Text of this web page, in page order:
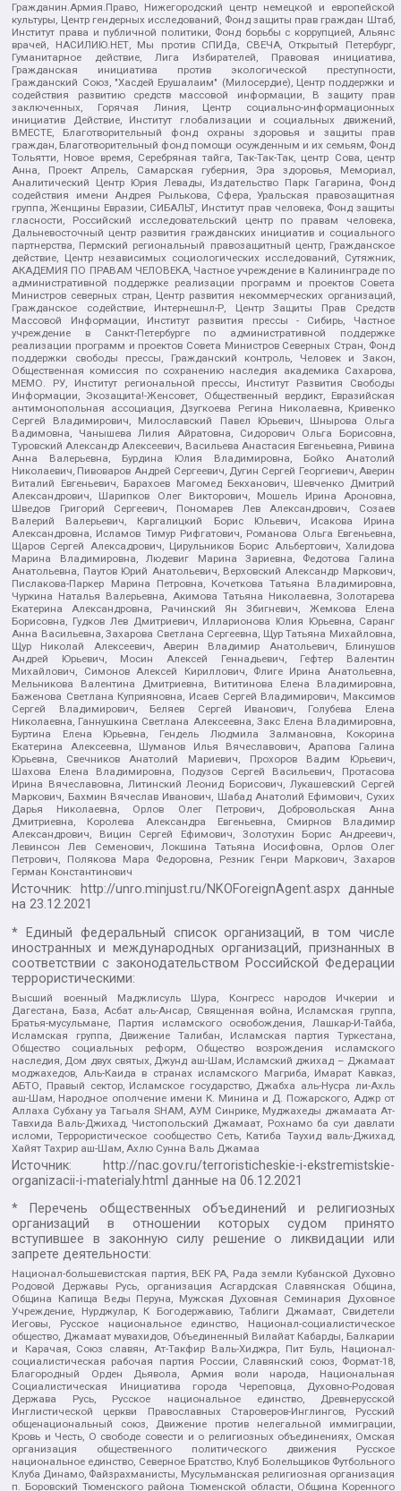
Гражданин.Армия.Право, Нижегородский центр немецкой и европейской
культуры, Центр гендерных исследований, Фонд защиты прав граждан Штаб,
Институт права и публичной политики, Фонд борьбы с коррупцией, Альянс
врачей, НАСИЛИЮ.НЕТ, Мы против СПИДа, СВЕЧА, Открытый Петербург,
Гуманитарное действие, Лига Избирателей, Правовая инициатива,
Гражданская инициатива против экологической преступности,
Гражданский Союз, "Хасдей Ерушалаим" (Милосердие), Центр поддержки и
содействия развитию средств массовой информации, В защиту прав
заключенных, Горячая Линия, Центр социально-информационных
инициатив Действие, Институт глобализации и социальных движений,
ВМЕСТЕ, Благотворительный фонд охраны здоровья и защиты прав
граждан, Благотворительный фонд помощи осужденным и их семьям, Фонд
Тольятти, Новое время, Серебряная тайга, Так-Так-Так, центр Сова, центр
Анна, Проект Апрель, Самарская губерния, Эра здоровья, Мемориал,
Аналитический Центр Юрия Левады, Издательство Парк Гагарина, Фонд
содействия имени Андрея Рылькова, Сфера, Уральская правозащитная
группа, Женщины Евразии, СИБАЛЬТ, Институт прав человека, Фонд защиты
гласности, Российский исследовательский центр по правам человека,
Дальневосточный центр развития гражданских инициатив и социального
партнерства, Пермский региональный правозащитный центр, Гражданское
действие, Центр независимых социологических исследований, Сутяжник,
АКАДЕМИЯ ПО ПРАВАМ ЧЕЛОВЕКА, Частное учреждение в Калининграде по
административной поддержке реализации программ и проектов Совета
Министров северных стран, Центр развития некоммерческих организаций,
Гражданское содействие, Интернешнл-Р, Центр Защиты Прав Средств
Массовой Информации, Институт развития прессы - Сибирь, Частное
учреждение в Санкт-Петербурге по административной поддержке
реализации программ и проектов Совета Министров Северных Стран, Фонд
поддержки свободы прессы, Гражданский контроль, Человек и Закон,
Общественная комиссия по сохранению наследия академика Сахарова,
МЕМО. РУ, Институт региональной прессы, Институт Развития Свободы
Информации, Экозащита!-Женсовет, Общественный вердикт, Евразийская
антимонопольная ассоциация, Дзугкоева Регина Николаевна, Кривенко
Сергей Владимирович, Милославский Павел Юрьевич, Шнырова Ольга
Вадимовна, Чанышева Лилия Айратовна, Сидорович Ольга Борисовна,
Туровский Александр Алексеевич, Васильева Анастасия Евгеньевна, Ривина
Анна Валерьевна, Бурдина Юлия Владимировна, Бойко Анатолий
Николаевич, Пивоваров Андрей Сергеевич, Дугин Сергей Георгиевич, Аверин
Виталий Евгеньевич, Барахоев Магомед Бекханович, Шевченко Дмитрий
Александрович, Шарипков Олег Викторович, Мошель Ирина Ароновна,
Шведов Григорий Сергеевич, Пономарев Лев Александрович, Созаев
Валерий Валерьевич, Каргалицкий Борис Юльевич, Исакова Ирина
Александровна, Исламов Тимур Рифгатович, Романова Ольга Евгеньевна,
Щаров Сергей Алексадрович, Цирульников Борис Альбертович, Халидова
Марина Владимировна, Людевиг Марина Зариевна, Федотова Галина
Анатольевна, Паутов Юрий Анатольевич, Верховский Александр Маркович,
Пислакова-Паркер Марина Петровна, Кочеткова Татьяна Владимировна,
Чуркина Наталья Валерьевна, Акимова Татьяна Николаевна, Золотарева
Екатерина Александровна, Рачинский Ян Збигневич, Жемкова Елена
Борисовна, Гудков Лев Дмитриевич, Илларионова Юлия Юрьевна, Саранг
Анна Васильевна, Захарова Светлана Сергеевна, Щур Татьяна Михайловна,
Щур Николай Алексеевич, Аверин Владимир Анатольевич, Блинушов
Андрей Юрьевич, Мосин Алексей Геннадьевич, Гефтер Валентин
Михайлович, Симонов Алексей Кириллович, Флиге Ирина Анатольевна,
Мельникова Валентина Дмитриевна, Вититинова Елена Владимировна,
Баженова Светлана Куприяновна, Исаев Сергей Владимирович, Максимов
Сергей Владимирович, Беляев Сергей Иванович, Голубева Елена
Николаевна, Ганнушкина Светлана Алексеевна, Закс Елена Владимировна,
Буртина Елена Юрьевна, Гендель Людмила Залмановна, Кокорина
Екатерина Алексеевна, Шуманов Илья Вячеславович, Арапова Галина
Юрьевна, Свечников Анатолий Мариевич, Прохоров Вадим Юрьевич,
Шахова Елена Владимировна, Подузов Сергей Васильевич, Протасова
Ирина Вячеславовна, Литинский Леонид Борисович, Лукашевский Сергей
Маркович, Бахмин Вячеслав Иванович, Шабад Анатолий Ефимович, Сухих
Дарья Николаевна, Орлов Олег Петрович, Добровольская Анна
Дмитриевна, Королева Александра Евгеньевна, Смирнов Владимир
Александрович, Вицин Сергей Ефимович, Золотухин Борис Андреевич,
Левинсон Лев Семенович, Локшина Татьяна Иосифовна, Орлов Олег
Петрович, Полякова Мара Федоровна, Резник Генри Маркович, Захаров
Герман Константинович
Источник: http://unro.minjust.ru/NKOForeignAgent.aspxданные
на23.12.2021
* Единый федеральный список организаций, в том числе
иностранных и международных организаций, признанных в
соответствии с законодательством Российской Федерации
террористическими:
Высший военный Маджлисуль Шура, Конгресс народов Ичкерии и
Дагестана, База, Асбат аль-Ансар, Священная война, Исламская группа,
Братья-мусульмане, Партия исламского освобождения, Лашкар-И-Тайба,
Исламская группа, Движение Талибан, Исламская партия Туркестана,
Общество социальных реформ, Общество возрождения исламского
наследия, Дом двух святых, Джунд аш-Шам, Исламский джихад – Джамаат
моджахедов, Аль-Каида в странах исламского Магриба, Имарат Кавказ,
АБТО, Правый сектор, Исламское государство, Джабха аль-Нусра ли-Ахль
аш-Шам, Народное ополчение имени К. Минина и Д. Пожарского, Аджр от
Аллаха Субхану уа Тагьаля SHAM, АУМ Синрике, Муджахеды джамаата Ат-
Тавхида Валь-Джихад, Чистопольский Джамаат, Рохнамо ба суи давлати
исломи, Террористическое сообщество Сеть, Катиба Таухид валь-Джихад,
Хайят Тахрир аш-Шам, Ахлю Сунна Валь Джамаа
Источник:
http://nac.gov.ru/terroristicheskie-i-ekstremistskie-
organizacii-i-materialy.html данные на06.12.2021
* Перечень общественных объединений и религиозных
организаций в отношении которых судом принято
вступившее в законную силу решение о ликвидации или
запрете деятельности:
Национал-большевистская партия, ВЕК РА, Рада земли Кубанской Духовно
Родовой Державы Русь, организация Асгардская Славянская Община,
Община Капища Веды Перуна, Мужская Духовная Семинария Духовное
Учреждение, Нурджулар, К Богодержавию, Таблиги Джамаат, Свидетели
Иеговы, Русское национальное единство, Национал-социалистическое
общество, Джамаат мувахидов, Объединенный Вилайат Кабарды, Балкарии
и Карачая, Союз славян, Ат-Такфир Валь-Хиджра, Пит Буль, Национал-
социалистическая рабочая партия России, Славянский союз, Формат-18,
Благородный Орден Дьявола, Армия воли народа, Национальная
Социалистическая Инициатива города Череповца, Духовно-Родовая
Держава Русь, Русское национальное единство, Древнерусской
Инглистической церкви Православных Староверов-Инглингов, Русский
общенациональный союз, Движение против нелегальной иммиграции,
Кровь и Честь, О свободе совести и о религиозных объединениях, Омская
организация общественного политического движения Русское
национальное единство, Северное Братство, Клуб Болельщиков Футбольного
Клуба Динамо, Файзрахманисты, Мусульманская религиозная организация
п. Боровский Тюменского района Тюменской области, Община Коренного